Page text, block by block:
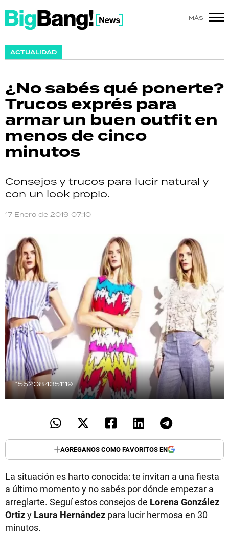
MÁS
ACTUALIDAD
¿No sabés qué ponerte?
Trucos exprés para
armar un buen outfit en
menos de cinco
minutos
Consejos y trucos para lucir natural y
con un look propio.
17 Enero de 2019 07:10
1552084351119
AGREGANOS COMO FAVORITOS EN
La situación es harto conocida: te invitan a una fiesta
a último momento y no sabés por dónde empezar a
arreglarte. Seguí estos consejos de Lorena González
Ortizy Laura Hernández para lucir hermosa en 30
minutos.
SHOW
ACTUALIDAD
POLICIALES
ECONOMÍA
SALUD
DEPORTES
TECNOLOGÍA
RECETAS
PALABRAS
HORÓSCOPO
Seguinos